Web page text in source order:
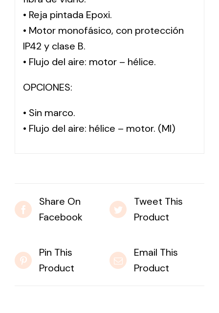
• Reja pintada Epoxi.
• Motor monofásico, con protección
IP42 y clase B.
• Flujo del aire: motor – hélice.
OPCIONES:
• Sin marco.
• Flujo del aire: hélice – motor. (MI)
Share On
Facebook
Tweet This
Product
Pin This
Product
Email This
Product